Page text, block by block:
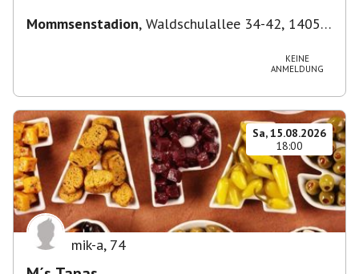
Mommsenstadion, Waldschulallee 34-42, 14055
KEINE
ANMELDUNG
Sa, 15.08.2026
18:00
mik-a, 74